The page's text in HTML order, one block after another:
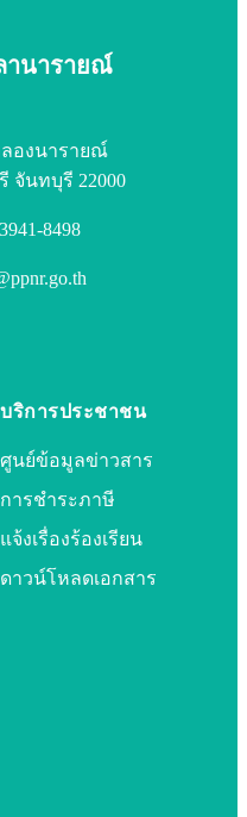
านารายณ์
องนารายณ์
จันทบุรี 22000
8498
บริการประชาชน
ศูนย์ข้อมูลข่าวสาร
การชำระภาษี
แจ้งเรื่องร้องเรียน
ดาวน์โหลดเอกสาร